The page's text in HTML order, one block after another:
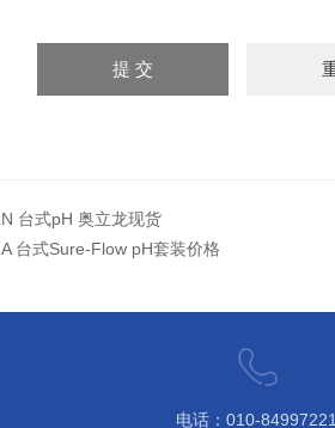
台式pH 奥立龙现货
台式Sure-Flow pH套装价格
电话：010-84997221